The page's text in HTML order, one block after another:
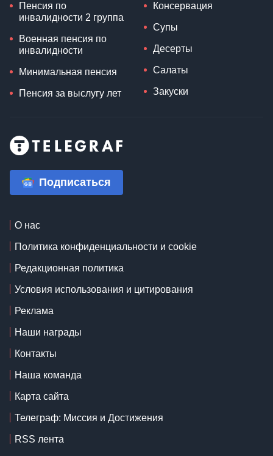
Пенсия по
инвалидности 2 группа
Военная пенсия по
инвалидности
Минимальная пенсия
Пенсия за выслугу лет
Консервация
Супы
Десерты
Салаты
Закуски
Подписаться
О нас
Политика конфиденциальности и cookie
Редакционная политика
Условия использования и цитирования
Реклама
Наши награды
Контакты
Наша команда
Карта сайта
Телеграф: Миссия и Достижения
RSS лента